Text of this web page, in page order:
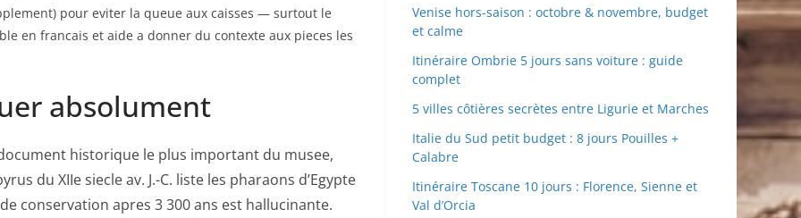
pour eviter la queue aux caisses — surtout le
en francais et aide a donner du contexte aux pieces les
absolument
historique le plus important du musee,
du XIIe siecle av. J.-C. liste les pharaons d’Egypte
conservation apres 3 300 ans est hallucinante.
Venise hors-saison : octobre & novembre, budget
et calme
Itinéraire Ombrie 5 jours sans voiture : guide
complet
5 villes côtières secrètes entre Ligurie et Marches
Italie du Sud petit budget : 8 jours Pouilles +
Calabre
Itinéraire Toscane 10 jours : Florence, Sienne et
Val d’Orcia